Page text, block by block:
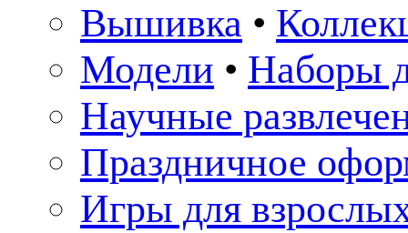
Вышивка •
Модели • Наборы
Научные
Праздничное
Игры для